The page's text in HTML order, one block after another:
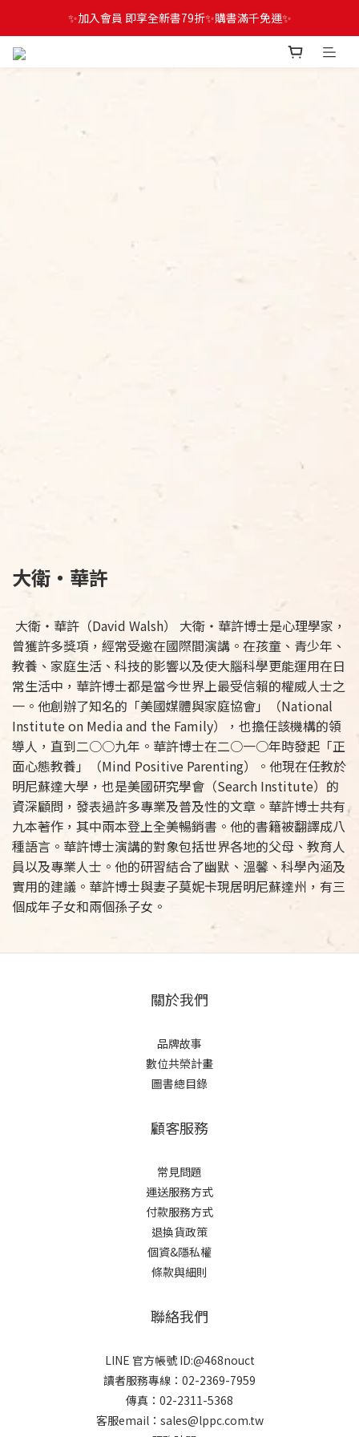
✨加入會員 即享全新書79折✨購書滿千免運✨
大衛・華許
大衛‧華許（David Walsh） 大衛‧華許博士是心理學家，
曾獲許多獎項，經常受邀在國際間演講。在孩童、青少年、
教養、家庭生活、科技的影響以及使大腦科學更能運用在日
常生活中，華許博士都是當今世界上最受信賴的權威人士之
一。他創辦了知名的「美國媒體與家庭協會」（National
Institute on Media and the Family），也擔任該機構的領
導人，直到二○○九年。華許博士在二○一○年時發起「正
面心態教養」（Mind Positive Parenting）。他現在任教於
明尼蘇達大學，也是美國研究學會（Search Institute）的
資深顧問，發表過許多專業及普及性的文章。華許博士共有
九本著作，其中兩本登上全美暢銷書。他的書籍被翻譯成八
種語言。華許博士演講的對象包括世界各地的父母、教育人
員以及專業人士。他的研習結合了幽默、溫馨、科學內涵及
實用的建議。華許博士與妻子莫妮卡現居明尼蘇達州，有三
個成年子女和兩個孫子女。
關於我們
品牌故事
數位共榮計畫
圖書總目錄
顧客服務
常見問題
運送服務方式
付款服務方式
退換貨政策
個資&隱私權
條款與細則
聯絡我們
LINE 官方帳號 ID:@468nouct
讀者服務專線：02-2369-7959
傳真：02-2311-5368
客服email：sales@lppc.com.tw